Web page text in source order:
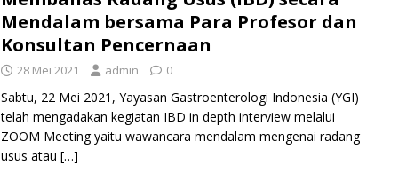
Mendalam bersama Para Profesor dan
Konsultan Pencernaan
28 Mei 2021 admin 0
Sabtu, 22 Mei 2021, Yayasan Gastroenterologi Indonesia (YGI)
telah mengadakan kegiatan IBD in depth interview melalui
ZOOM Meeting yaitu wawancara mendalam mengenai radang
usus atau […]